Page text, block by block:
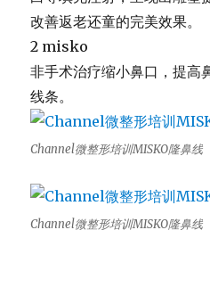
改善返老还童的完美效果。
2 misko
非手术治疗缩小鼻口，提高
线条。
Channel微整形培训MISKO隆鼻线
Channel微整形培训MISKO隆鼻线